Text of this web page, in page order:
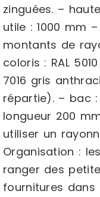
zinguées. –
utile : 1000 mm
montants de
coloris : RAL
7016 gris
répartie). – bac
longueur 200
utiliser un
Organisation :
ranger des
fournitures